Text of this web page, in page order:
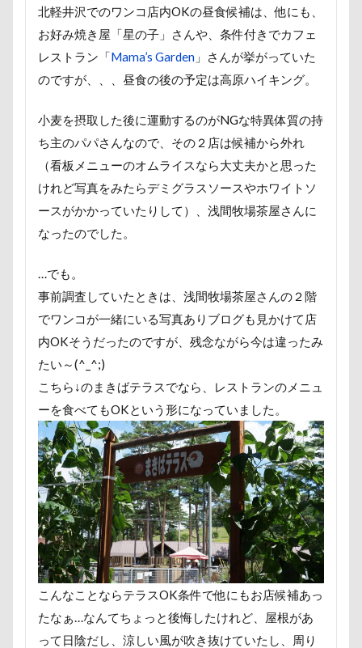
北軽井沢でのワンコ店内OKの昼食候補は、他にも、
お好み焼き屋「星の子」さんや、条件付きでカフェ
レストラン「Mama’s Garden 」さんが挙がっていた
のですが、、、昼食の後の予定は高原ハイキング。
小麦を摂取した後に運動するのがNGな特異体質の持
ち主のパパさんなので、その２店は候補から外れ
（看板メニューのオムライスなら大丈夫かと思った
けれど写真をみたらデミグラスソースやホワイトソ
ースがかかっていたりして）、浅間牧場茶屋さんに
なったのでした。
…でも。
事前調査していたときは、浅間牧場茶屋さんの２階
でワンコが一緒にいる写真ありブログも見かけて店
内OKそうだったのですが、残念ながら今は違ったみ
たい～(^_^;)
こちら↓のまきばテラスでなら、レストランのメニュ
ーを食べてもOKという形になっていました。
こんなことならテラスOK条件で他にもお店候補あっ
たなぁ…なんてちょっと後悔したけれど、屋根があ
って日陰だし、涼しい風が吹き抜けていたし、周り
変顔
壁紙 壁 増税前 埼玉県
国営武蔵丘陵森林公園
外耳炎
国営みちのく杜の湖
宝登山
宇宙犬スヌード 宇宙兄弟
子犬のワル
妖怪アンテナ
奇跡体験！アンビリーバボー
夢の島
天然記念物 大脱出 大福
大宮区
大宮公園 大和町 夢愛ちゃん
ペロリンチョ
ペット用バスタブ
ペット名刺
ペット同伴可飲食店
ペットボトル
ペットプロフ
ペットパラダイス
マグカップ
マウントジーンズ那須
マイクロビーズクッション
マイクロバブル
マイク
ポテチくん
ポチくん ポストカード
ポケモン
ペットドック
ペットショップ マリンちゃん
ブルブル
ブリーダー ブリキ看板
ブランチ
フワフワ
フレブル フレキシリード
フリーマ
フリーステッチ free stitch
フリスビー
フランソワ
フランソワーズくん
フランちゃん フセ
フォトツアー
ブレアちゃん ブレンハイム
ペットカート
ペットのおうち
ペットと泊まる陽だ